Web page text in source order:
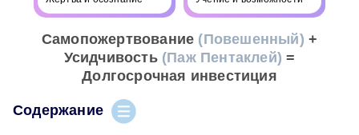
Самопожертвование (Повешенный) +
Усидчивость (Паж Пентаклей) =
Долгосрочная инвестиция
Содержание